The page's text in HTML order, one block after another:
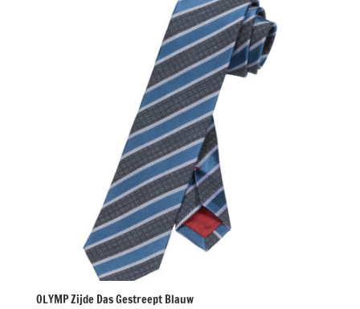
OLYMP Zijde Das Gestreept Blauw